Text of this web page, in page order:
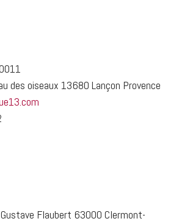
des oiseaux 13680 Lançon Provence
Flaubert 63000 Clermont-